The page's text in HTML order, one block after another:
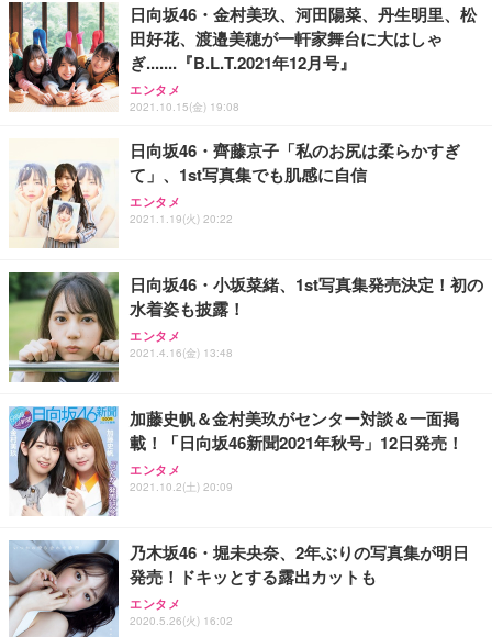
日向坂46・金村美玖、河田陽菜、丹生明里、松
田好花、渡邉美穂が一軒家舞台に大はしゃ
ぎ.......『B.L.T.2021年12月号』
エンタメ
2021.10.15(金) 19:08
日向坂46・齊藤京子「私のお尻は柔らかすぎ
て」、1st写真集でも肌感に自信
エンタメ
2021.1.19(火) 20:22
日向坂46・小坂菜緒、1st写真集発売決定！初の
水着姿も披露！
エンタメ
2021.4.16(金) 13:48
加藤史帆＆金村美玖がセンター対談＆一面掲
載！「日向坂46新聞2021年秋号」12日発売！
エンタメ
2021.10.2(土) 20:09
乃木坂46・堀未央奈、2年ぶりの写真集が明日
発売！ドキッとする露出カットも
エンタメ
2020.5.26(火) 16:02